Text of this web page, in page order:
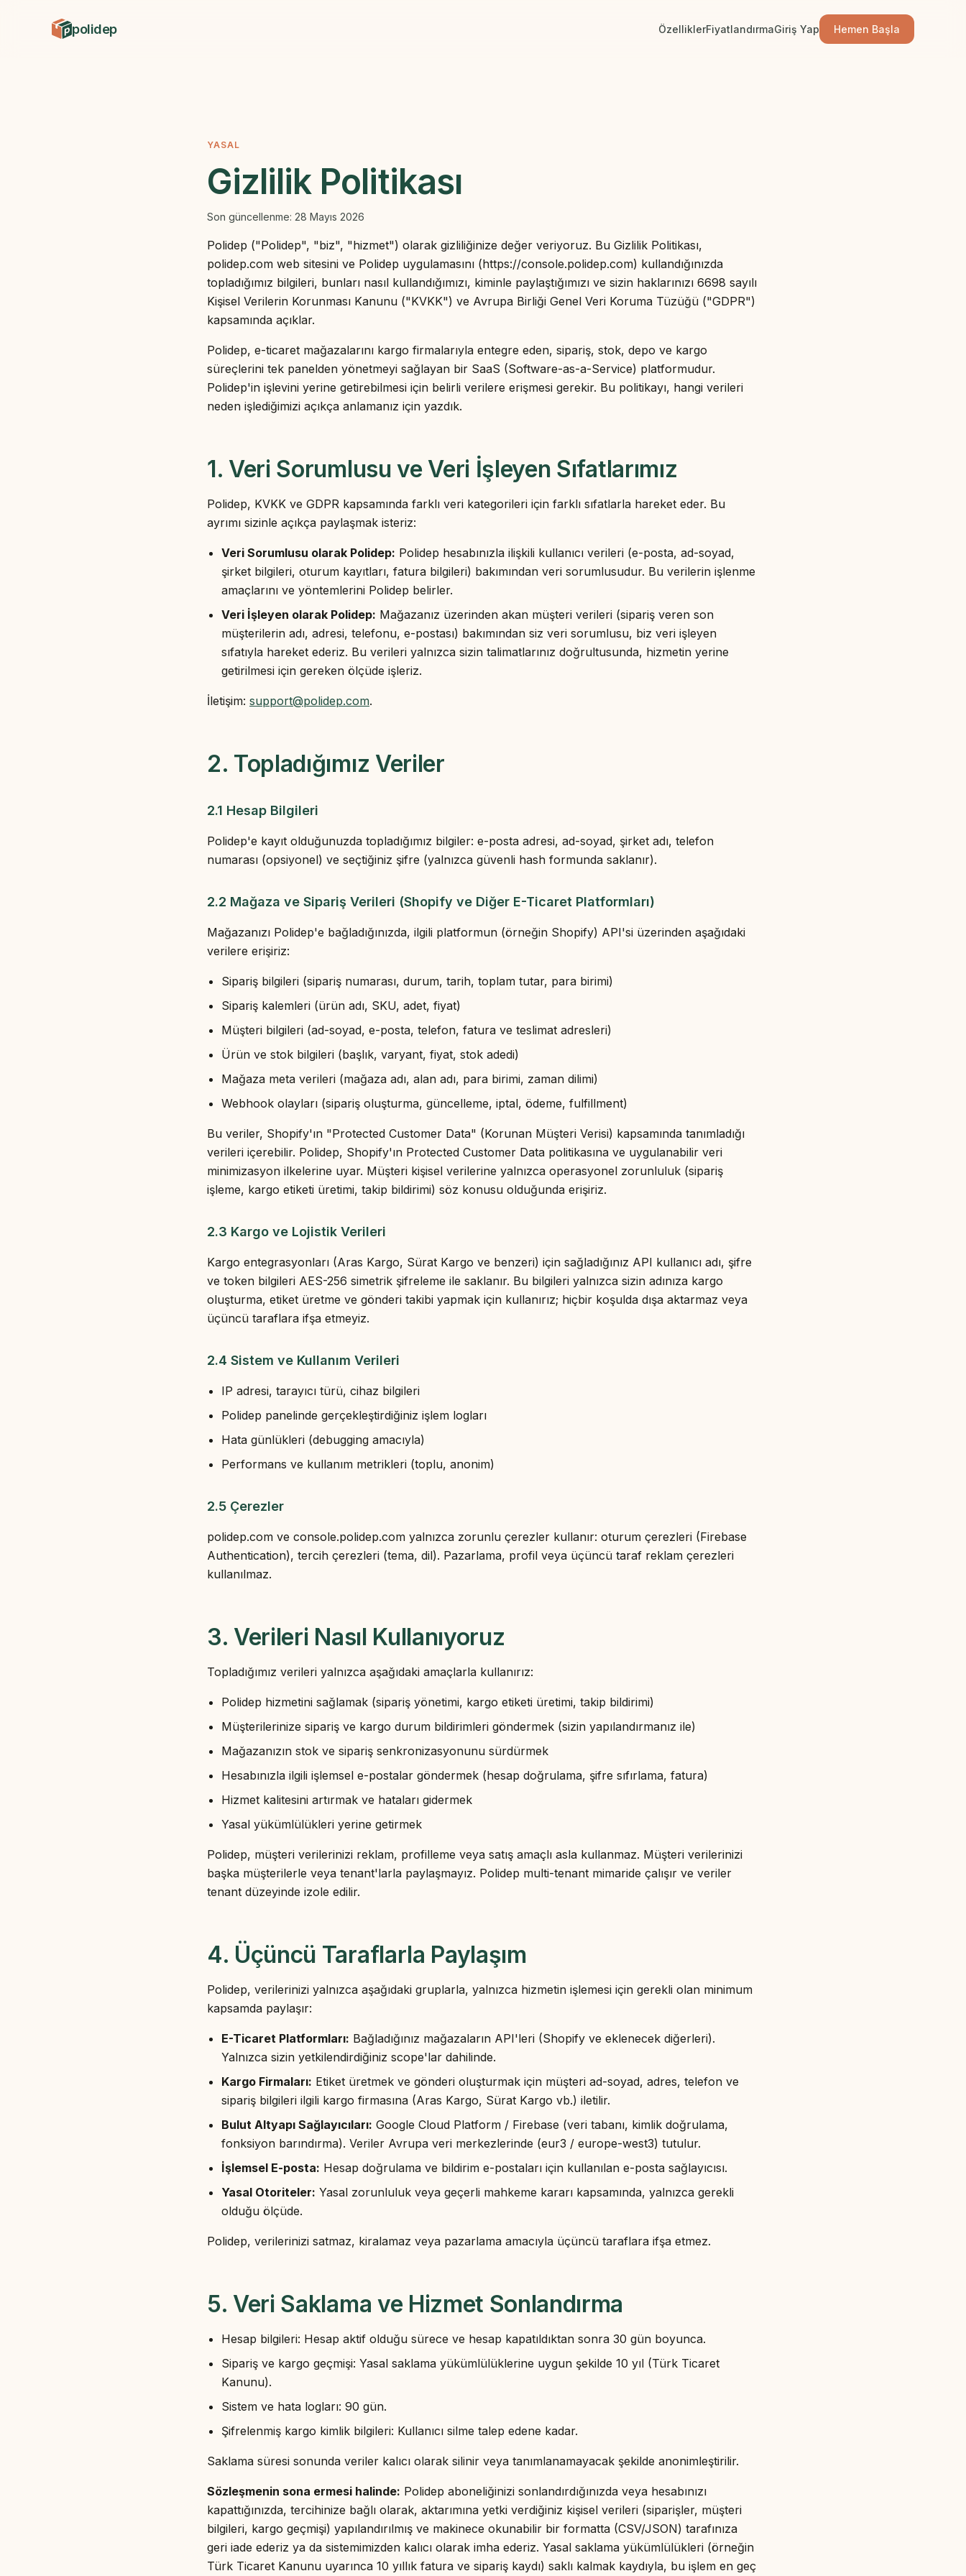
polidep ÖzelliklerFiyatlandırmaGiriş Yap Hemen Başla
YASAL
Gizlilik Politikası
Son güncellenme: 28 Mayıs 2026
Polidep ("Polidep", "biz", "hizmet") olarak gizliliğinize değer veriyoruz. Bu Gizlilik Politikası,
polidep.com web sitesini ve Polidep uygulamasını (https://console.polidep.com) kullandığınızda
topladığımız bilgileri, bunları nasıl kullandığımızı, kiminle paylaştığımızı ve sizin haklarınızı 6698 sayılı
Kişisel Verilerin Korunması Kanunu ("KVKK") ve Avrupa Birliği Genel Veri Koruma Tüzüğü ("GDPR")
kapsamında açıklar.
Polidep, e-ticaret mağazalarını kargo firmalarıyla entegre eden, sipariş, stok, depo ve kargo
süreçlerini tek panelden yönetmeyi sağlayan bir SaaS (Software-as-a-Service) platformudur.
Polidep'in işlevini yerine getirebilmesi için belirli verilere erişmesi gerekir. Bu politikayı, hangi verileri
neden işlediğimizi açıkça anlamanız için yazdık.
1. Veri Sorumlusu ve Veri İşleyen Sıfatlarımız
Polidep, KVKK ve GDPR kapsamında farklı veri kategorileri için farklı sıfatlarla hareket eder. Bu
ayrımı sizinle açıkça paylaşmak isteriz:
Veri Sorumlusu olarak Polidep: Polidep hesabınızla ilişkili kullanıcı verileri (e-posta, ad-soyad,
şirket bilgileri, oturum kayıtları, fatura bilgileri) bakımından veri sorumlusudur. Bu verilerin işlenme
amaçlarını ve yöntemlerini Polidep belirler.
Veri İşleyen olarak Polidep: Mağazanız üzerinden akan müşteri verileri (sipariş veren son
müşterilerin adı, adresi, telefonu, e-postası) bakımından siz veri sorumlusu, biz veri işleyen
sıfatıyla hareket ederiz. Bu verileri yalnızca sizin talimatlarınız doğrultusunda, hizmetin yerine
getirilmesi için gereken ölçüde işleriz.
İletişim: support@polidep.com.
2. Topladığımız Veriler
2.1 Hesap Bilgileri
Polidep'e kayıt olduğunuzda topladığımız bilgiler: e-posta adresi, ad-soyad, şirket adı, telefon
numarası (opsiyonel) ve seçtiğiniz şifre (yalnızca güvenli hash formunda saklanır).
2.2 Mağaza ve Sipariş Verileri (Shopify ve Diğer E-Ticaret Platformları)
Mağazanızı Polidep'e bağladığınızda, ilgili platformun (örneğin Shopify) API'si üzerinden aşağıdaki
verilere erişiriz:
Sipariş bilgileri (sipariş numarası, durum, tarih, toplam tutar, para birimi)
Sipariş kalemleri (ürün adı, SKU, adet, fiyat)
Müşteri bilgileri (ad-soyad, e-posta, telefon, fatura ve teslimat adresleri)
Ürün ve stok bilgileri (başlık, varyant, fiyat, stok adedi)
Mağaza meta verileri (mağaza adı, alan adı, para birimi, zaman dilimi)
Webhook olayları (sipariş oluşturma, güncelleme, iptal, ödeme, fulfillment)
Bu veriler, Shopify'ın "Protected Customer Data" (Korunan Müşteri Verisi) kapsamında tanımladığı
verileri içerebilir. Polidep, Shopify'ın Protected Customer Data politikasına ve uygulanabilir veri
minimizasyon ilkelerine uyar. Müşteri kişisel verilerine yalnızca operasyonel zorunluluk (sipariş
işleme, kargo etiketi üretimi, takip bildirimi) söz konusu olduğunda erişiriz.
2.3 Kargo ve Lojistik Verileri
Kargo entegrasyonları (Aras Kargo, Sürat Kargo ve benzeri) için sağladığınız API kullanıcı adı, şifre
ve token bilgileri AES-256 simetrik şifreleme ile saklanır. Bu bilgileri yalnızca sizin adınıza kargo
oluşturma, etiket üretme ve gönderi takibi yapmak için kullanırız; hiçbir koşulda dışa aktarmaz veya
üçüncü taraflara ifşa etmeyiz.
2.4 Sistem ve Kullanım Verileri
IP adresi, tarayıcı türü, cihaz bilgileri
Polidep panelinde gerçekleştirdiğiniz işlem logları
Hata günlükleri (debugging amacıyla)
Performans ve kullanım metrikleri (toplu, anonim)
2.5 Çerezler
polidep.com ve console.polidep.com yalnızca zorunlu çerezler kullanır: oturum çerezleri (Firebase
Authentication), tercih çerezleri (tema, dil). Pazarlama, profil veya üçüncü taraf reklam çerezleri
kullanılmaz.
3. Verileri Nasıl Kullanıyoruz
Topladığımız verileri yalnızca aşağıdaki amaçlarla kullanırız:
Polidep hizmetini sağlamak (sipariş yönetimi, kargo etiketi üretimi, takip bildirimi)
Müşterilerinize sipariş ve kargo durum bildirimleri göndermek (sizin yapılandırmanız ile)
Mağazanızın stok ve sipariş senkronizasyonunu sürdürmek
Hesabınızla ilgili işlemsel e-postalar göndermek (hesap doğrulama, şifre sıfırlama, fatura)
Hizmet kalitesini artırmak ve hataları gidermek
Yasal yükümlülükleri yerine getirmek
Polidep, müşteri verilerinizi reklam, profilleme veya satış amaçlı asla kullanmaz. Müşteri verilerinizi
başka müşterilerle veya tenant'larla paylaşmayız. Polidep multi-tenant mimaride çalışır ve veriler
tenant düzeyinde izole edilir.
4. Üçüncü Taraflarla Paylaşım
Polidep, verilerinizi yalnızca aşağıdaki gruplarla, yalnızca hizmetin işlemesi için gerekli olan minimum
kapsamda paylaşır:
E-Ticaret Platformları: Bağladığınız mağazaların API'leri (Shopify ve eklenecek diğerleri).
Yalnızca sizin yetkilendirdiğiniz scope'lar dahilinde.
Kargo Firmaları: Etiket üretmek ve gönderi oluşturmak için müşteri ad-soyad, adres, telefon ve
sipariş bilgileri ilgili kargo firmasına (Aras Kargo, Sürat Kargo vb.) iletilir.
Bulut Altyapı Sağlayıcıları: Google Cloud Platform / Firebase (veri tabanı, kimlik doğrulama,
fonksiyon barındırma). Veriler Avrupa veri merkezlerinde (eur3 / europe-west3) tutulur.
İşlemsel E-posta: Hesap doğrulama ve bildirim e-postaları için kullanılan e-posta sağlayıcısı.
Yasal Otoriteler: Yasal zorunluluk veya geçerli mahkeme kararı kapsamında, yalnızca gerekli
olduğu ölçüde.
Polidep, verilerinizi satmaz, kiralamaz veya pazarlama amacıyla üçüncü taraflara ifşa etmez.
5. Veri Saklama ve Hizmet Sonlandırma
Hesap bilgileri: Hesap aktif olduğu sürece ve hesap kapatıldıktan sonra 30 gün boyunca.
Sipariş ve kargo geçmişi: Yasal saklama yükümlülüklerine uygun şekilde 10 yıl (Türk Ticaret
Kanunu).
Sistem ve hata logları: 90 gün.
Şifrelenmiş kargo kimlik bilgileri: Kullanıcı silme talep edene kadar.
Saklama süresi sonunda veriler kalıcı olarak silinir veya tanımlanamayacak şekilde anonimleştirilir.
Sözleşmenin sona ermesi halinde: Polidep aboneliğinizi sonlandırdığınızda veya hesabınızı
kapattığınızda, tercihinize bağlı olarak, aktarımına yetki verdiğiniz kişisel verileri (siparişler, müşteri
bilgileri, kargo geçmişi) yapılandırılmış ve makinece okunabilir bir formatta (CSV/JSON) tarafınıza
geri iade ederiz ya da sistemimizden kalıcı olarak imha ederiz. Yasal saklama yükümlülükleri (örneğin
Türk Ticaret Kanunu uyarınca 10 yıllık fatura ve sipariş kaydı) saklı kalmak kaydıyla, bu işlem en geç